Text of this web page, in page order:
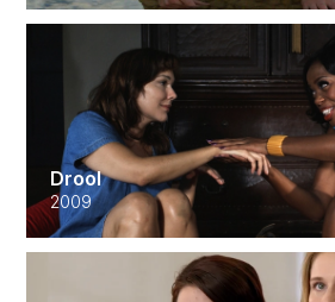
Drool
2009